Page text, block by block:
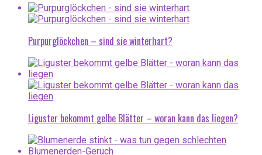
Purpurglöckchen – sind sie winterhart?
Liguster bekommt gelbe Blätter – woran kann das liegen?